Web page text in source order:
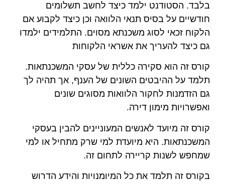
בלבד. הסטודנט ילמד כיצד לחשב תשלומים
חודשיים על בסיס תנאי הלוואה וכן כיצד לקבוע אם
הלקוח זכאי לסוג משכנתא מסוים. התלמידים ילמדו
גם כיצד להעריך את אשראי הלקוחות
קורס זה הוא סקירה כללית של עסקי המשכנתאות.
תלמד על ההיבטים השונים של הענף, אך תהיה לך
גם הזדמנות לחקור הלוואות מסוגים שונים
ואפשרויות מימון דירה.
קורס זה מיועד לאנשים המעוניינים להבין בעסקי
המשכנתאות. היא מיועדת למי שרק מתחיל או למי
שמחפש לשנות קריירה לתחום זה.
בקורס זה תלמד את כל המיומנויות והידע הדרוש